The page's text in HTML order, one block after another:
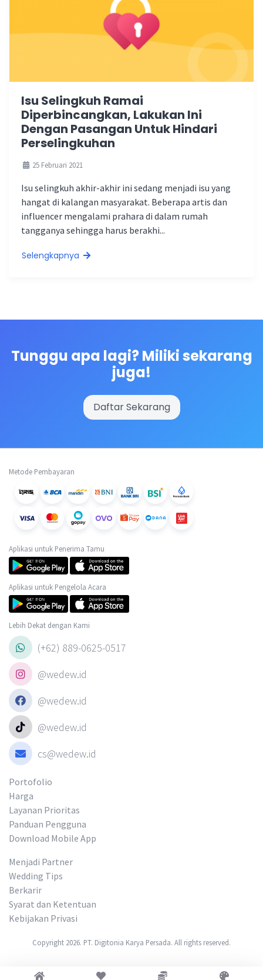
Isu Selingkuh Ramai
Diperbincangkan, Lakukan Ini
Dengan Pasangan Untuk Hindari
Perselingkuhan
25 Februari 2021
Isu selingkuh akhir-akhir ini sedang menjadi isu yang
hangat di kalangan masyarakat. Beberapa artis dan
influencer mengalami prahara di dalam rumah
tangganya sehingga harus berakhi...
Selengkapnya
Tunggu apa lagi? Miliki sekarang
juga!
Daftar Sekarang
Metode Pembayaran
Aplikasi untuk Penerima Tamu
Aplikasi untuk Pengelola Acara
Lebih Dekat dengan Kami
(+62) 889-0625-0517
@wedew.id
@wedew.id
@wedew.id
cs@wedew.id
Portofolio
Harga
Layanan Prioritas
Panduan Pengguna
Download Mobile App
Menjadi Partner
Wedding Tips
Berkarir
Syarat dan Ketentuan
Kebijakan Privasi
Copyright 2026. PT. Digitonia Karya Persada. All rights reserved.